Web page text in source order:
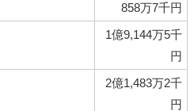
858万7千円
1億9,144万5千
円
2億1,483万2千
円